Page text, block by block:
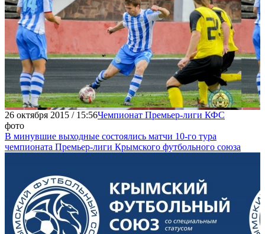
26 октября 2015 / 15:56Чемпионат Премьер-лиги КФС
фото
В минувшие выходные состоялись матчи 10-го тура
чемпионата Премьер-лиги Крымского футбольного союза